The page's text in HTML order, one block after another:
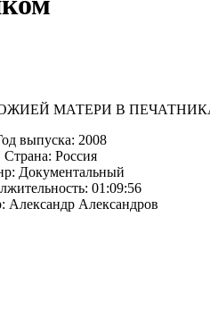
МАТЕРИ В ПЕЧАТНИКАХ
выпуска: 2008
Страна: Россия
Документальный
01:09:56
Александр Александров